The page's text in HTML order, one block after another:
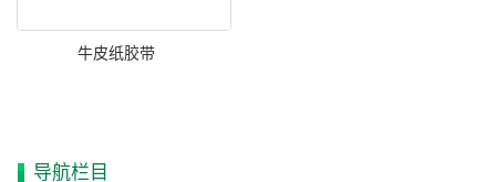
牛皮纸胶带
导航栏目